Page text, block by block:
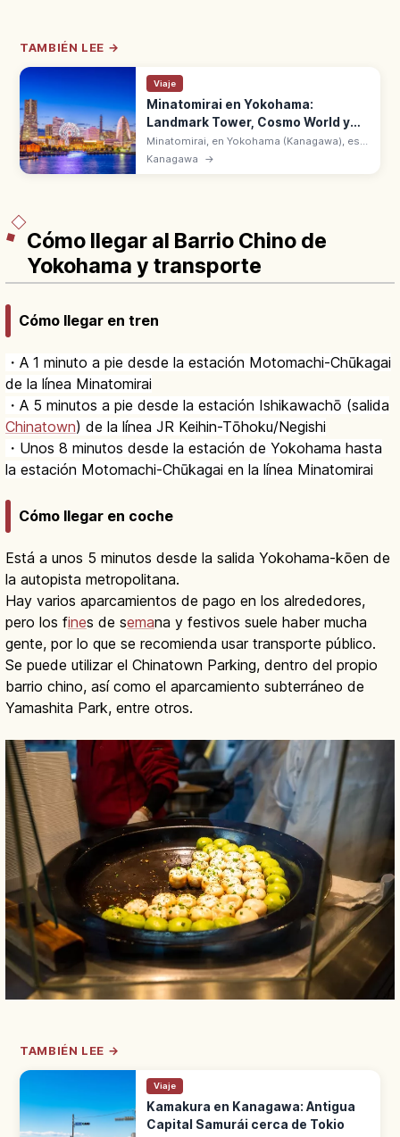
TAMBIÉN LEE →
Viaje
Minatomirai en Yokohama:
Landmark Tower, Cosmo World y
Bahía
Minatomirai, en Yokohama (Kanagawa), es
la zona portuaria con Landmark Tower, Red
Brick Warehouse y Cosmo World. A 30 min
Kanagawa →
Cómo llegar al Barrio Chino de
Yokohama y transporte
Cómo llegar en tren
・A 1 minuto a pie desde la estación Motomachi-Chūkagai
de la línea Minatomirai
・A 5 minutos a pie desde la estación Ishikawachō (salida
Chinatown) de la línea JR Keihin-Tōhoku/Negishi
・Unos 8 minutos desde la estación de Yokohama hasta
la estación Motomachi-Chūkagai en la línea Minatomirai
Cómo llegar en coche
Está a unos 5 minutos desde la salida Yokohama-kōen de
la autopista metropolitana.
Hay varios aparcamientos de pago en los alrededores,
pero los fines de semana y festivos suele haber mucha
gente, por lo que se recomienda usar transporte público.
Se puede utilizar el Chinatown Parking, dentro del propio
barrio chino, así como el aparcamiento subterráneo de
Yamashita Park, entre otros.
TAMBIÉN LEE →
Viaje
Kamakura en Kanagawa: Antigua
Capital Samurái cerca de Tokio